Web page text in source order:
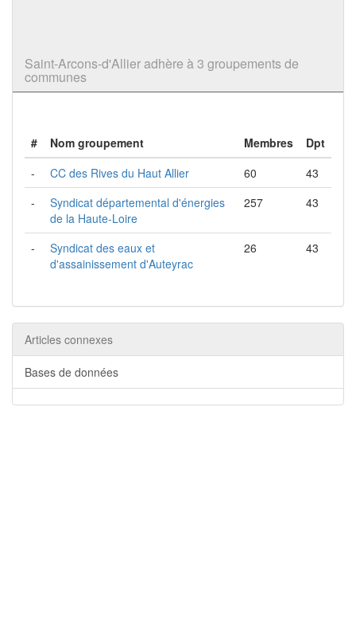
Saint-Arcons-d'Allier adhère à 3 groupements de
communes
# Nom groupement Membres
Dpt
-
CC des Rives du Haut Allier 60
43
-
Syndicat départemental d'énergies
de la Haute-Loire
257 43
-
Syndicat des eaux et
d'assainissement d'Auteyrac
26 43
Articles connexes
Bases de données